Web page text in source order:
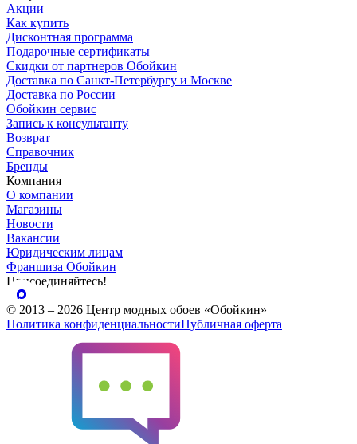
Акции
Как купить
Дисконтная программа
Подарочные сертификаты
Скидки от партнеров Обойкин
Доставка по Санкт-Петербургу и Москве
Доставка по России
Обойкин сервис
Запись к консультанту
Возврат
Справочник
Бренды
Компания
О компании
Магазины
Новости
Вакансии
Юридическим лицам
Франшиза Обойкин
Присоединяйтесь!
© 2013 – 2026 Центр модных обоев «Обойкин»
Политика конфиденциальностиПубличная оферта